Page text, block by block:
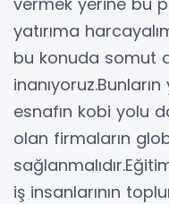
yatırıma
bu konuda somut
esnafın kobi yolu
olan firmaların
iş insanlarının